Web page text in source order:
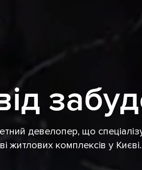
девелопер, що
житлових комплексів у Києві.